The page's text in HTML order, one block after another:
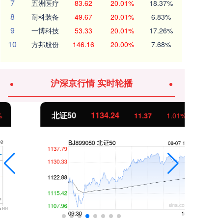
7 五洲医疗 83.62 20.01% 18.37%
8 耐科装备 49.67 20.01% 6.83%
9 一博科技 53.33 20.01% 17.26%
10 方邦股份 146.16 20.00% 7.68%
沪深京行情 实时轮播
1134.24 11.37 1.01%